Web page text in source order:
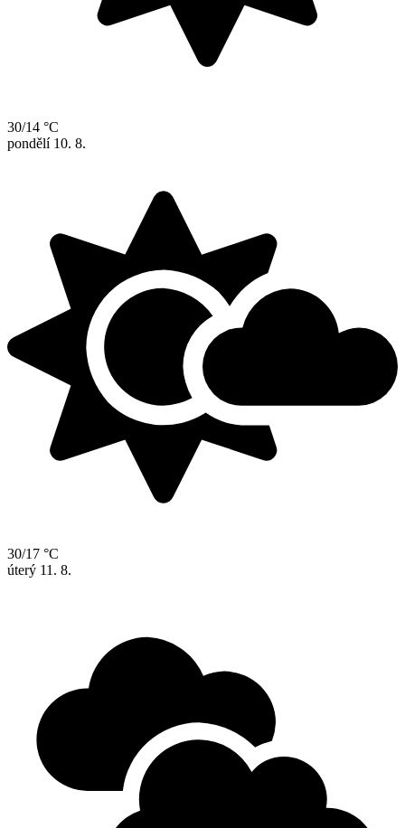
30/14 °C
pondělí 10. 8.
30/17 °C
úterý 11. 8.